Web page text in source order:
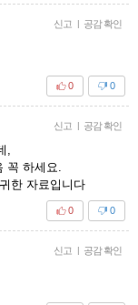
신고 | 공감 확인
0
0
신고 | 공감 확인
,
꼭 하세요.
한 자료입니다
0
0
신고 | 공감 확인